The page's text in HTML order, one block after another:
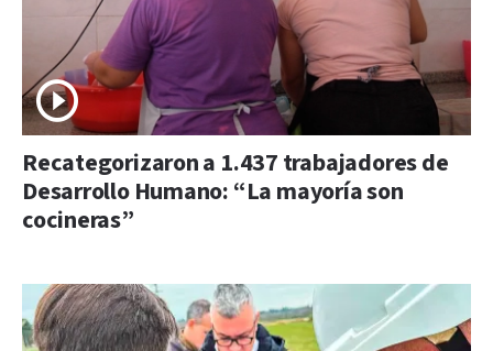
Recategorizaron a 1.437 trabajadores de
Desarrollo Humano: “La mayoría son
cocineras”